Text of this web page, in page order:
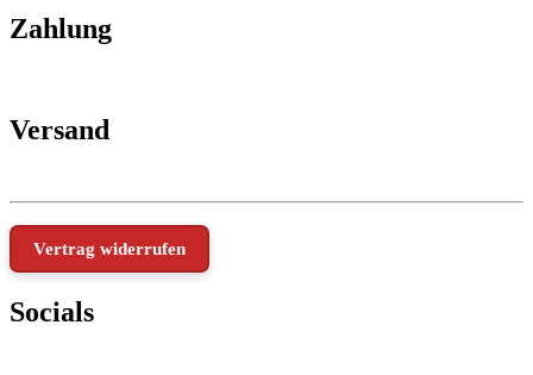
Zahlung
Versand
Vertrag widerrufen
Socials